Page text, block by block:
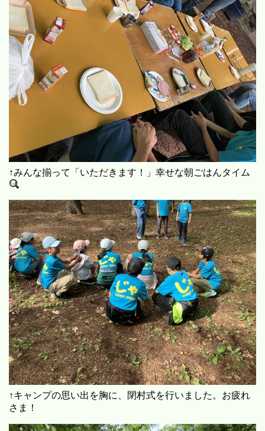
↑みんな揃って「いただきます！」幸せな朝ごはんタイム
↑キャンプの思い出を胸に、閉村式を行いました。お疲れ
さま！